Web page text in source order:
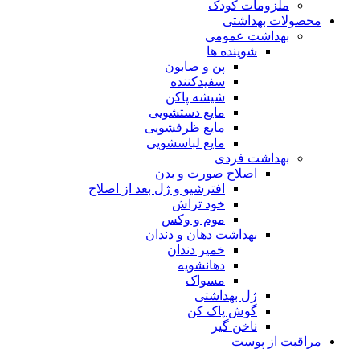
ملزومات کودک
محصولات بهداشتی
بهداشت عمومی
شوینده ها
پن و صابون
سفیدکننده
شیشه پاکن
مایع دستشویی
مایع ظرفشویی
مایع لباسشویی
بهداشت فردی
اصلاح صورت و بدن
افترشیو و ژل بعد از اصلاح
خود تراش
موم و وکس
بهداشت دهان و دندان
خمیر دندان
دهانشویه
مسواک
ژل بهداشتی
گوش پاک کن
ناخن گیر
مراقبت از پوست